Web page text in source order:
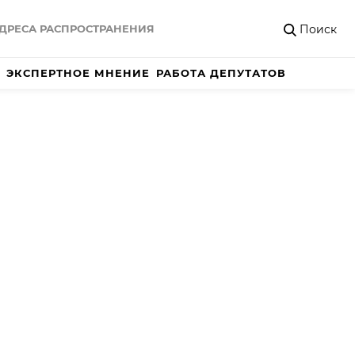
РАСПРОСТРАНЕНИЯ Поиск
ЭКСПЕРТНОЕ МНЕНИЕ РАБОТА ДЕПУТАТОВ